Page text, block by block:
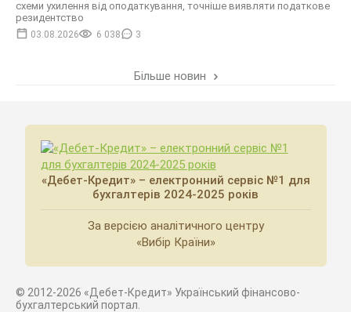
схеми ухилення від оподаткування, точніше виявляти податкове
резидентство
03.08.2026 6 038 3
Більше новин
«Дебет-Кредит» – електронний сервіс №1 для
бухгалтерів 2024-2025 років
За версією аналітичного центру
«Вибір Країни»
© 2012-2026 «Дебет-Кредит» Український фінансово-
бухгалтерський портал.